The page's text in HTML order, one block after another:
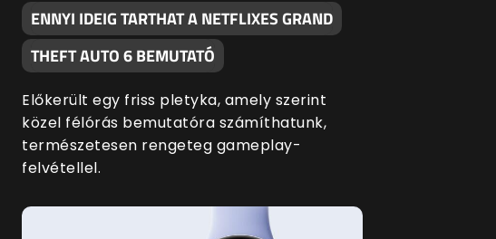
ENNYI IDEIG TARTHAT A NETFLIXES GRAND
THEFT AUTO 6 BEMUTATÓ
Előkerült egy friss pletyka, amely szerint
közel félórás bemutatóra számíthatunk,
természetesen rengeteg gameplay-
felvétellel.